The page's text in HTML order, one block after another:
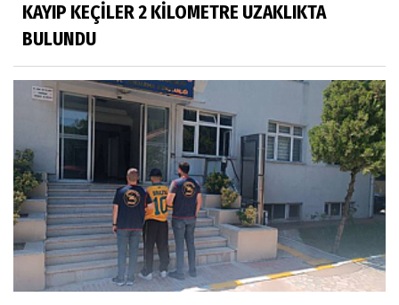
KAYIP KEÇİLER 2 KİLOMETRE UZAKLIKTA
BULUNDU